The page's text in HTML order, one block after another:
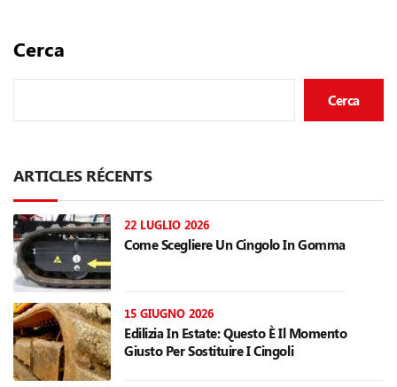
Cerca
Cerca
ARTICLES RÉCENTS
22 LUGLIO 2026
Come Scegliere Un Cingolo In Gomma
15 GIUGNO 2026
Edilizia In Estate: Questo È Il Momento
Giusto Per Sostituire I Cingoli